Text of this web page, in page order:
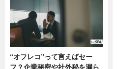
“オフレコ”って言えばセー
フ？企業秘密や社外秘を漏ら